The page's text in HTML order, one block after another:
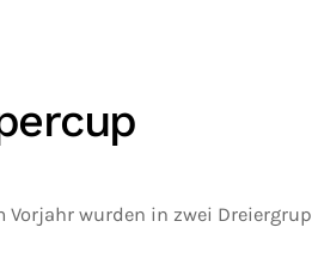
wurden in zwei